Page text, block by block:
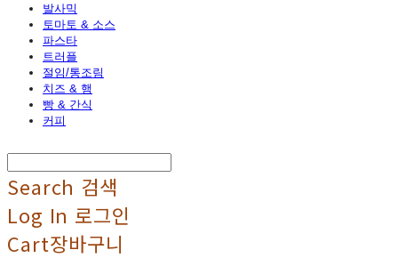
발사믹
토마토 & 소스
파스타
트러플
절임/통조림
치즈 & 햄
빵 & 간식
커피
Search 검색
Log In 로그인
Cart장바구니